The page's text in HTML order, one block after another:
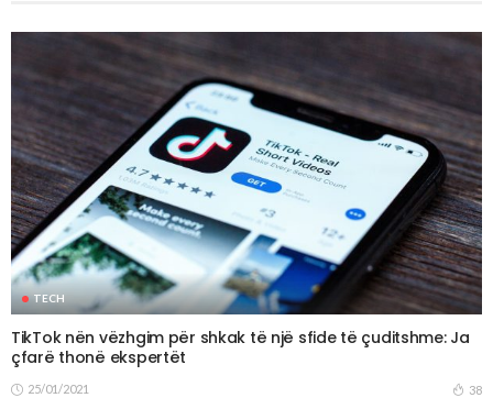
TECH
TikTok nën vëzhgim për shkak të një sfide të çuditshme: Ja
çfarë thonë ekspertët
25/01/2021 38